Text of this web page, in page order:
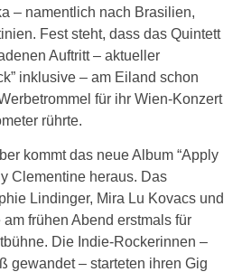
– namentlich nach Brasilien,
Fest steht, dass das Quintett
Auftritt – aktueller
inklusive – am Eiland schon
für ihr Wien-Konzert
rührte.
kommt das neue Album “Apply
Clementine heraus. Das
Lindinger, Mira Lu Kovacs und
frühen Abend erstmals für
Die Indie-Rockerinnen –
gewandet – starteten ihren Gig